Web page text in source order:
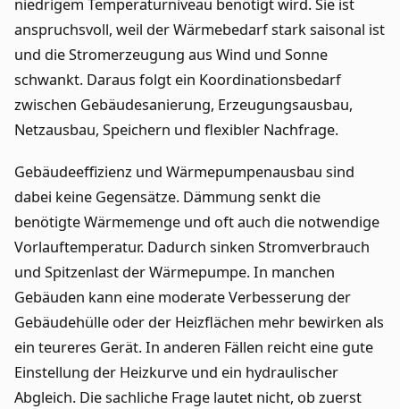
niedrigem Temperaturniveau benötigt wird. Sie ist
anspruchsvoll, weil der Wärmebedarf stark saisonal ist
und die Stromerzeugung aus Wind und Sonne
schwankt. Daraus folgt ein Koordinationsbedarf
zwischen Gebäudesanierung, Erzeugungsausbau,
Netzausbau, Speichern und flexibler Nachfrage.
Gebäudeeffizienz und Wärmepumpenausbau sind
dabei keine Gegensätze. Dämmung senkt die
benötigte Wärmemenge und oft auch die notwendige
Vorlauftemperatur. Dadurch sinken Stromverbrauch
und Spitzenlast der Wärmepumpe. In manchen
Gebäuden kann eine moderate Verbesserung der
Gebäudehülle oder der Heizflächen mehr bewirken als
ein teureres Gerät. In anderen Fällen reicht eine gute
Einstellung der Heizkurve und ein hydraulischer
Abgleich. Die sachliche Frage lautet nicht, ob zuerst